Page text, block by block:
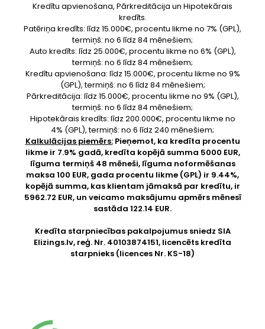
Kredītu apvienošana, Pārkreditācija un Hipotekārais
kredīts.
Patēriņa kredīts: līdz 15.000€, procentu likme no 7% (GPL),
termiņš: no 6 līdz 84 mēnešiem;
Auto kredīts: līdz 25.000€, procentu likme no 6% (GPL),
termiņš: no 6 līdz 84 mēnešiem;
Kredītu apvienošana: līdz 15.000€, procentu likme no 9%
(GPL), termiņš: no 6 līdz 84 mēnešiem;
Pārkreditācija: līdz 15.000€, procentu likme no 9% (GPL),
termiņš: no 6 līdz 84 mēnešiem;
Hipotekārais kredīts: līdz 200.000€, procentu likme no
4% (GPL), termiņš: no 6 līdz 240 mēnešiem;
Kalkulācijas piemērs:Pieņemot, ka kredīta procentu
likme ir 7.9% gadā, kredīta kopējā summa 5000 EUR,
līguma termiņš 48 mēneši, līguma noformēšanas
maksa 100 EUR, gada procentu likme (GPL) ir 9.44%,
kopējā summa, kas klientam jāmaksā par kredītu, ir
5962.72 EUR, un veicamo maksājumu apmērs mēnesī
sastāda 122.14 EUR.
Kredīta starpniecības pakalpojumus sniedz SIA
Elizings.lv, reģ. Nr. 40103874151, licencēts kredīta
starpnieks (licences Nr. KS-18)